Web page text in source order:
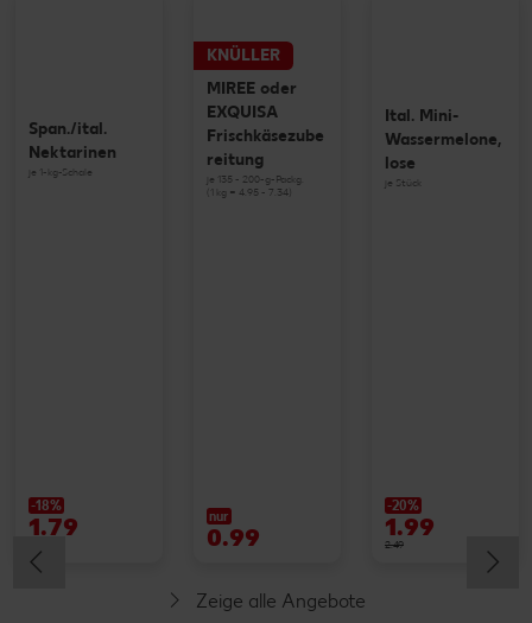
Span./ital.
Nektarinen
je 1-kg-Schale
-18%
1.79
KNÜLLER
MIREE oder
EXQUISA
Frischkäsezube
reitung
je 135 - 200-g-Packg.
(1 kg = 4.95 - 7.34)
nur
0.99
Ital. Mini-
Wassermelone,
lose
je Stück
-20%
1.99
2.49
Zeige alle Angebote